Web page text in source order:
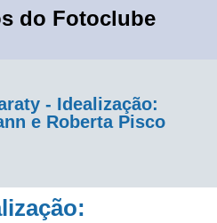
do Fotoclube
- Idealização:
e Roberta Pisco